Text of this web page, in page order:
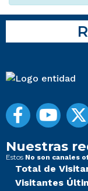
Nuestras
Estos No son canales
Total de
Visitantes